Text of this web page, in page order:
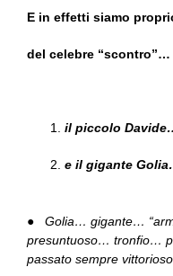
E in effetti siamo
del celebre “scontro”…
il piccolo
e il gigante
● Golia… gigante…
presuntuoso… tronfio…
passato sempre